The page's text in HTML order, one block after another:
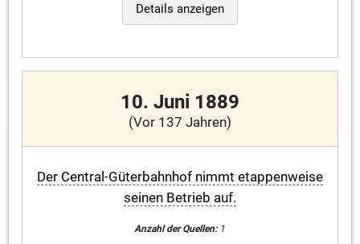
Details anzeigen
10. Juni 1889
(Vor 137 Jahren)
Der Central-Güterbahnhof nimmt etappenweise
seinen Betrieb auf.
Anzahl der Quellen:1